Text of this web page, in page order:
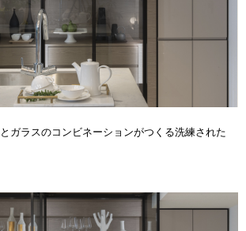
ガラスのコンビネーションがつくる洗練された